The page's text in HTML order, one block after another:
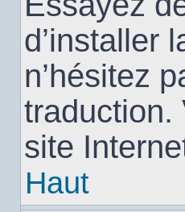
d’installer
n’hésitez
traduction.
site
Haut